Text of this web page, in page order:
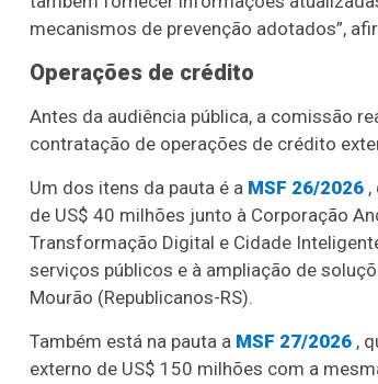
mecanismos de prevenção adotados”,
Operações de crédito
Antes da audiência pública, a comissão
contratação de operações de crédito
Um dos itens da pauta é a MSF 26/2026 ,
de US$ 40 milhões junto à Corporação
Transformação Digital e Cidade
serviços públicos e à ampliação de
Mourão (Republicanos-RS).
Também está na pauta a MSF 27/2026 ,
externo de US$ 150 milhões com a